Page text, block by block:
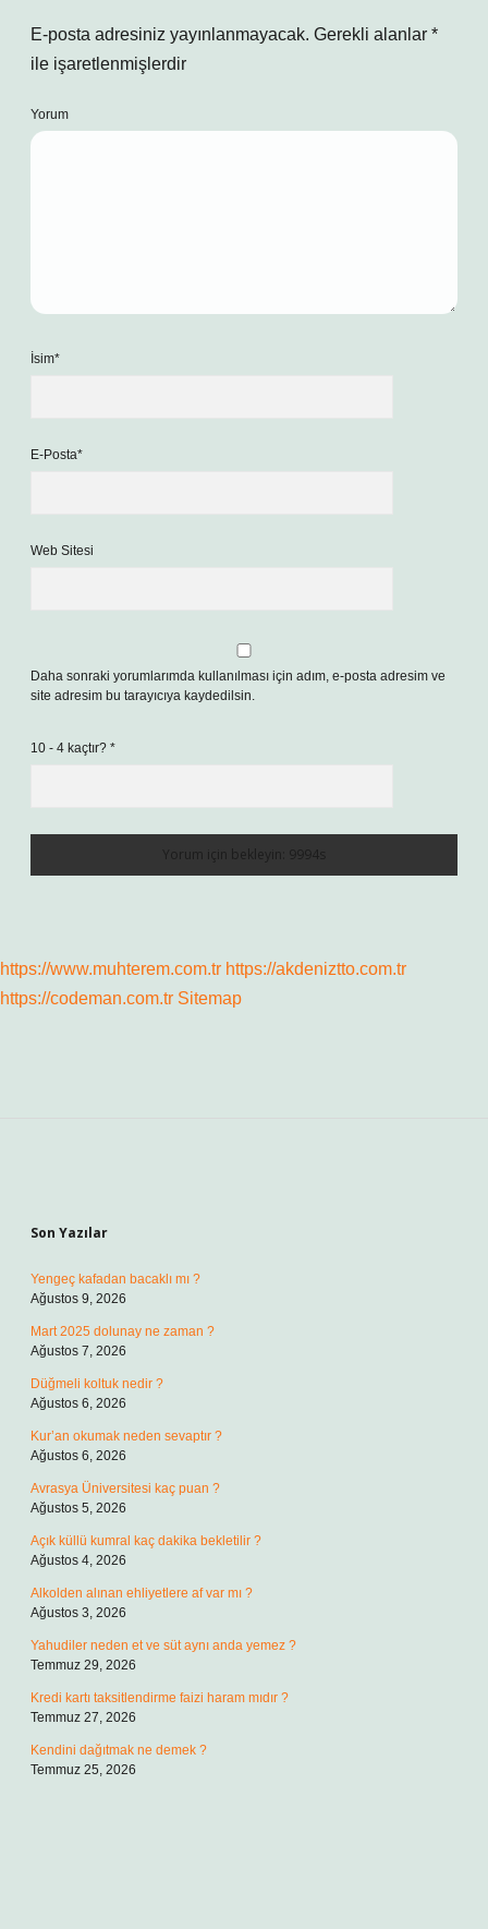
E-posta adresiniz yayınlanmayacak. Gerekli alanlar *
ile işaretlenmişlerdir
Yorum
İsim*
E-Posta*
Web Sitesi
Daha sonraki yorumlarımda kullanılması için adım, e-posta adresim ve
site adresim bu tarayıcıya kaydedilsin.
10 - 4 kaçtır? *
https://www.muhterem.com.tr https://akdeniztto.com.tr
https://codeman.com.tr Sitemap
Son Yazılar
Yengeç kafadan bacaklı mı ?
Ağustos 9, 2026
Mart 2025 dolunay ne zaman ?
Ağustos 7, 2026
Düğmeli koltuk nedir ?
Ağustos 6, 2026
Kur’an okumak neden sevaptır ?
Ağustos 6, 2026
Avrasya Üniversitesi kaç puan ?
Ağustos 5, 2026
Açık küllü kumral kaç dakika bekletilir ?
Ağustos 4, 2026
Alkolden alınan ehliyetlere af var mı ?
Ağustos 3, 2026
Yahudiler neden et ve süt aynı anda yemez ?
Temmuz 29, 2026
Kredi kartı taksitlendirme faizi haram mıdır ?
Temmuz 27, 2026
Kendini dağıtmak ne demek ?
Temmuz 25, 2026